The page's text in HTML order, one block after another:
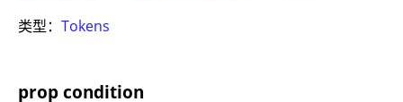
类型： Tokens
prop condition